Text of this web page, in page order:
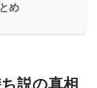
め
説の真相